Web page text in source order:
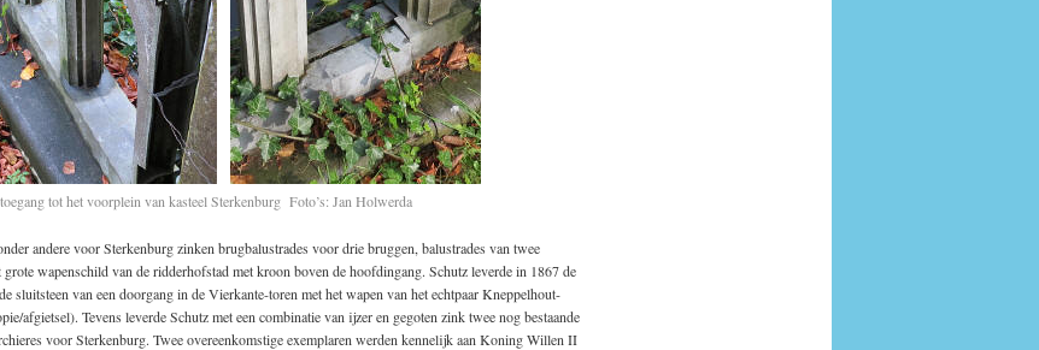
tot het voorplein van kasteel Sterkenburg Foto’s: Jan Holwerda
andere voor Sterkenburg zinken brugbalustrades voor drie bruggen, balustrades van twee
wapenschild van de ridderhofstad met kroon boven de hoofdingang. Schutz leverde in 1867 de
sluitsteen van een doorgang in de Vierkante-toren met het wapen van het echtpaar Kneppelhout-
afgietsel). Tevens leverde Schutz met een combinatie van ijzer en gegoten zink twee nog bestaande
voor Sterkenburg. Twee overeenkomstige exemplaren werden kennelijk aan Koning Willen II